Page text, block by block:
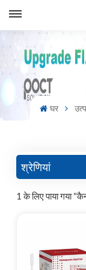
घर
श्रेणियां
1 के लिए पाया गया